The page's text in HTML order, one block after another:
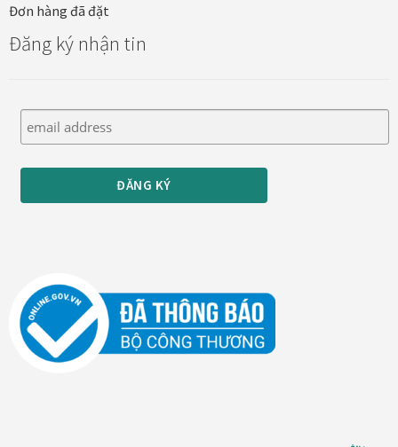
TẾT 2025
Thông tin chung & hỗ trợ
Tối ưu chất lượng hình ảnh
Tranh dán tường
Tranh dự án
Đơn hàng đã đặt
Đăng ký nhận tin